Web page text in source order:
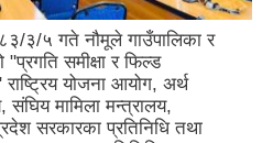
३/५ गते नौमूले गाउँपालिका र
समीक्षा र फिल्ड
योजना आयोग, अर्थ
संघिय मामिला मन्त्रालय,
सरकारका प्रतिनिधि तथा